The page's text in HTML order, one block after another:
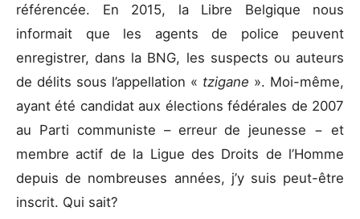
référencée. En 2015, la Libre Belgique nous
informait que les agents de police peuvent
enregistrer, dans la BNG, les suspects ou auteurs
de délits sous l’appellation « tzigane ». Moi-même,
ayant été candidat aux élections fédérales de 2007
au Parti communiste – erreur de jeunesse − et
membre actif de la Ligue des Droits de l’Homme
depuis de nombreuses années, j’y suis peut-être
inscrit. Qui sait?